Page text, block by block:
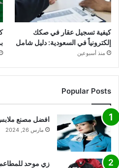
كيفية تسجيل عقار في صكك
إلكترونياً في السعودية: دليل شامل
منذ أسبوعين
Popular Posts
افضل مصنع ملابس
مارس 26, 2024
زي موحد للمطاعم